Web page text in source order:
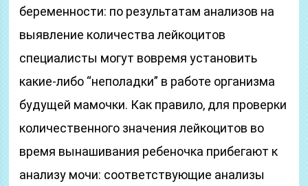
беременности: по результатам анализов на
выявление количества лейкоцитов
специалисты могут вовремя установить
какие-либо “неполадки” в работе организма
будущей мамочки. Как правило, для проверки
количественного значения лейкоцитов во
время вынашивания ребеночка прибегают к
анализу мочи: соответствующие анализы